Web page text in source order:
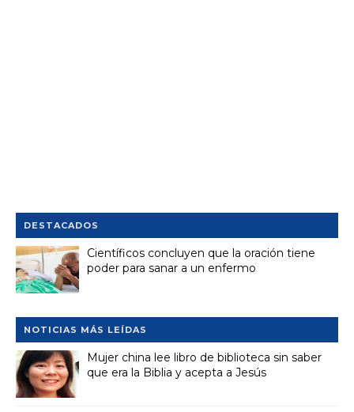
DESTACADOS
Científicos concluyen que la oración tiene
poder para sanar a un enfermo
NOTICIAS MÁS LEÍDAS
Mujer china lee libro de biblioteca sin saber
que era la Biblia y acepta a Jesús